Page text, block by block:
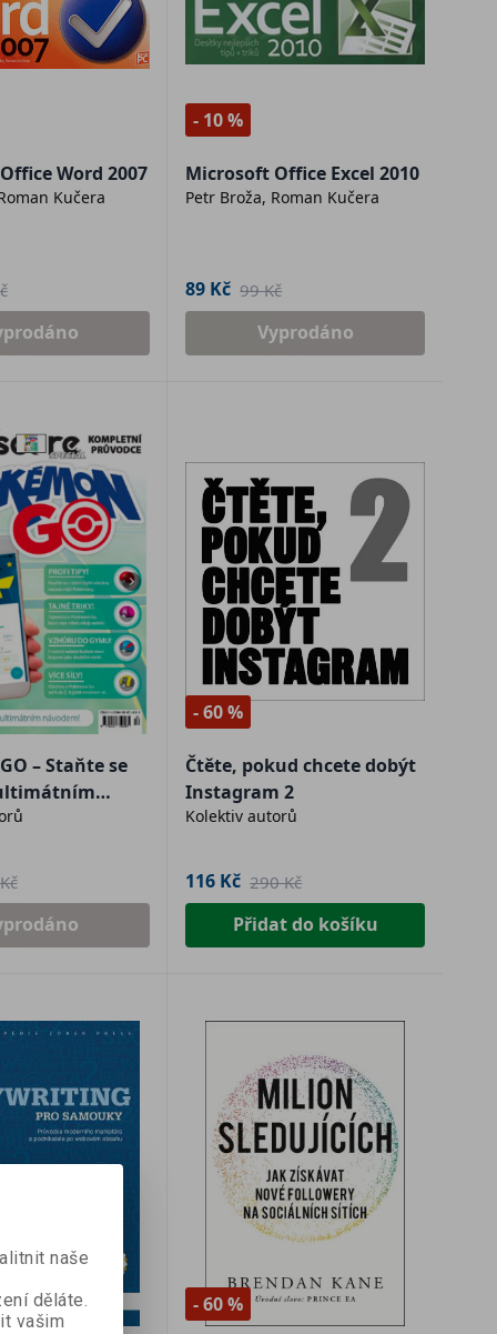
Word 2007
Kučera
- 10 %
Microsoft Office Excel 2010
Petr Broža, Roman Kučera
89 Kč 99 Kč
Vyprodáno
– Staňte se
- 60 %
Čtěte, pokud chcete dobýt
Instagram 2
Kolektiv autorů
116 Kč 290 Kč
Přidat do košíku
- 60 %
naše
děláte.
vašim